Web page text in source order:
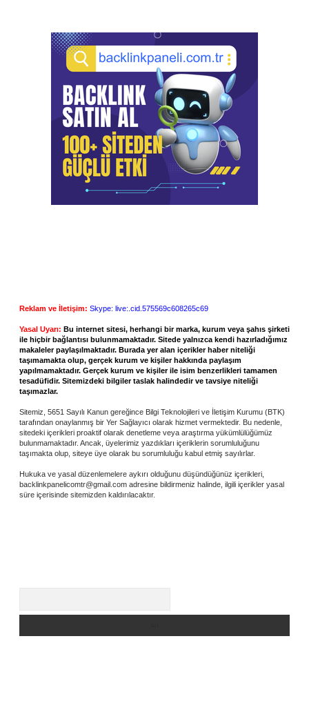
Reklam ve İletişim: Skype: live:.cid.575569c608265c69
Yasal Uyarı: Bu internet sitesi, herhangi bir marka, kurum veya şahıs şirketi
ile hiçbir bağlantısı bulunmamaktadır. Sitede yalnızca kendi hazırladığımız
makaleler paylaşılmaktadır. Burada yer alan içerikler haber niteliği
taşımamakta olup, gerçek kurum ve kişiler hakkında paylaşım
yapılmamaktadır. Gerçek kurum ve kişiler ile isim benzerlikleri tamamen
tesadüfidir. Sitemizdeki bilgiler taslak halindedir ve tavsiye niteliği
taşımazlar.
Sitemiz, 5651 Sayılı Kanun gereğince Bilgi Teknolojileri ve İletişim Kurumu (BTK)
tarafından onaylanmış bir Yer Sağlayıcı olarak hizmet vermektedir. Bu nedenle,
sitedeki içerikleri proaktif olarak denetleme veya araştırma yükümlülüğümüz
bulunmamaktadır. Ancak, üyelerimiz yazdıkları içeriklerin sorumluluğunu
taşımakta olup, siteye üye olarak bu sorumluluğu kabul etmiş sayılırlar.
Hukuka ve yasal düzenlemelere aykırı olduğunu düşündüğünüz içerikleri,
backlinkpanelicomtr@gmail.com adresine bildirmeniz halinde, ilgili içerikler yasal
süre içerisinde sitemizden kaldırılacaktır.